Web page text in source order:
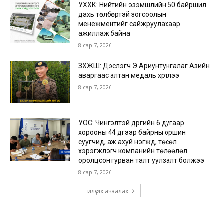
УХХК: Нийтийн эзэмшлийн 50 байршил
дахь төлбөртэй зогсоолын
менежментийг сайжруулахаар
ажиллаж байна
8 сар 7, 2026
ЗХЖШ: Дэслэгч Э.Ариунтунгалаг Азийн
аваргаас алтан медаль хүртлээ
8 сар 7, 2026
УОС: Чингэлтэй дүүргийн 6 дугаар
хорооны 44 дүгээр байрны оршин
суугчид, аж ахуй нэгжүүд, төсөл
хэрэгжүүлэгч компанийн төлөөлөл
оролцсон гурван талт уулзалт болжээ
8 сар 7, 2026
илүү их ачаалах